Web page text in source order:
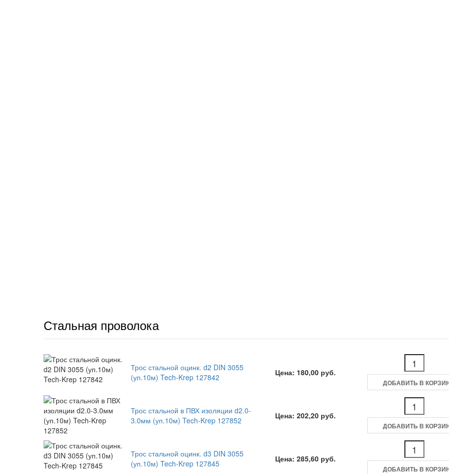
Стальная проволока
Трос стальной оцинк. d2 DIN 3055
(уп.10м) Tech-Krep 127842
Цена: 180,00 руб.
ДОБАВИТЬ В
Трос стальной в ПВХ изоляции d2.0-
3.0мм (уп.10м) Tech-Krep 127852
Цена: 202,20 руб.
ДОБАВИТЬ В
Трос стальной оцинк. d3 DIN 3055
(уп.10м) Tech-Krep 127845
Цена: 285,60 руб.
ДОБАВИТЬ В